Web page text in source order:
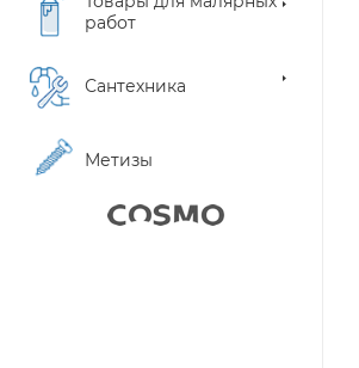
работ
Сантехника
Метизы